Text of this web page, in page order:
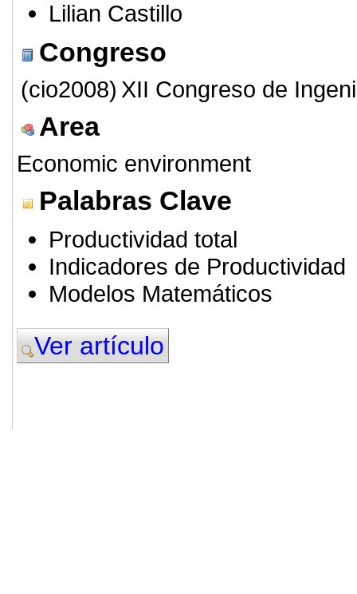
Lilian Castillo
Congreso
(cio2008) XII Congreso de
Area
Economic environment
Palabras Clave
Productividad total
Indicadores de Productividad
Modelos Matemáticos
Ver artículo